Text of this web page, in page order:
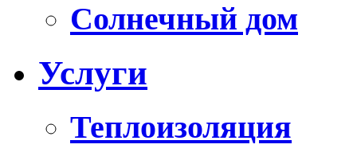
Солнечный дом
Услуги
Теплоизоляция